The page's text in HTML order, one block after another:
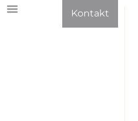
Kontakt